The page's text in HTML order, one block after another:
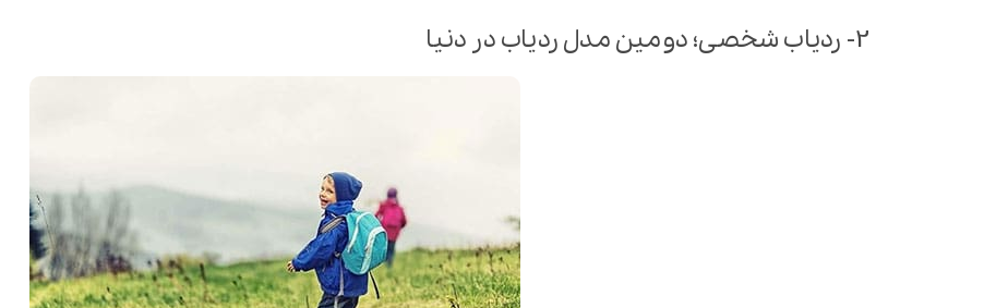
2- ردیاب شخصی؛ دومین مدل ردیاب در دنیا